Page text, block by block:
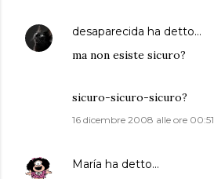
desaparecida ha detto…
ma non esiste sicuro?
sicuro-sicuro-sicuro?
16 dicembre 2008 alle ore 00:51
María ha detto…